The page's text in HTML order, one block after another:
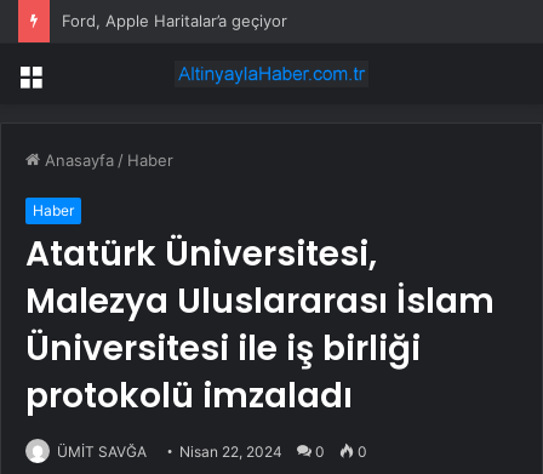
Ford, Apple Haritalar’a geçiyor
Menü
Anasayfa / Haber
Haber
Atatürk Üniversitesi,
Malezya Uluslararası İslam
Üniversitesi ile iş birliği
protokolü imzaladı
ÜMİT SAVĞA Nisan 22, 2024 0 0